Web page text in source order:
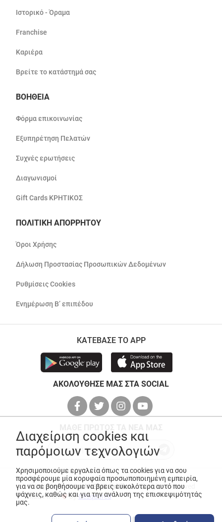
Ιστορικό - Όραμα
Franchise
Καριέρα
Βρείτε το κατάστημά σας
ΒΟΗΘΕΙΑ
Φόρμα επικοινωνίας
Εξυπηρέτηση Πελατών
Συχνές ερωτήσεις
Διαγωνισμοί
Gift Cards ΚΡΗΤΙΚΟΣ
ΠΟΛΙΤΙΚΗ ΑΠΟΡΡΗΤΟΥ
Όροι Χρήσης
Δήλωση Προστασίας Προσωπικών Δεδομένων
Ρυθμίσεις Cookies
Ενημέρωση Β’ επιπέδου
ΚΑΤΕΒΑΣΕ ΤΟ APP
ΑΚΟΛΟΥΘΗΣΕ ΜΑΣ ΣΤΑ SOCIAL
© Copyright 2026ANEDIK Kritikos. All Rights Reserved
Made with
byDesquared
Διαχείριση cookies και
παρόμοιων τεχνολογιών
Χρησιμοποιούμε εργαλεία όπως τα cookies για να σου
προσφέρουμε μία κορυφαία προσωποποιημένη εμπειρία,
για να σε βοηθήσουμε να βρεις ευκολότερα αυτό που
ψάχνεις, καθώς και για την ανάλυση της επισκεψιμότητάς
μας.